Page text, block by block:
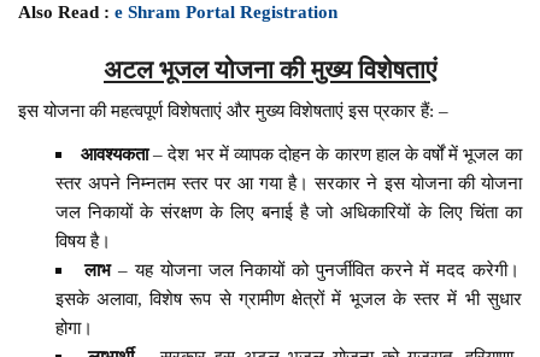
Also Read :e Shram Portal Registration
अटल भूजल योजना की मुख्य विशेषताएं
इस योजना की महत्वपूर्ण विशेषताएं और मुख्य विशेषताएं इस प्रकार हैं: –
आवश्यकता– देश भर में व्यापक दोहन के कारण हाल के वर्षों में भूजल का
स्तर अपने निम्नतम स्तर पर आ गया है। सरकार ने इस योजना की योजना
जल निकायों के संरक्षण के लिए बनाई है जो अधिकारियों के लिए चिंता का
विषय है।
लाभ– यह योजना जल निकायों को पुनर्जीवित करने में मदद करेगी।
इसके अलावा, विशेष रूप से ग्रामीण क्षेत्रों में भूजल के स्तर में भी सुधार
होगा।